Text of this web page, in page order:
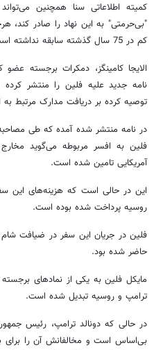
کمیته اطلاعاتی سنا همچنین
"بی‌حرمتی" به این نهاد را صادر
کم در 75 سال گذشته سابقه نداشته است.
الایجا کامینگز، دمکرات برجسته
نامه جدید علیه فلین را منتشر
توصیه کرده بر دریافت مدارک مرتبط به
در نامه منتشر شده آمده که طی
فلین به افسر مربوطه می‌گوید
آمریکایی تامین شده است.
این در حالی است که هزینه‌های این
روسیه پرداخت شده بوده است.
فلین در جریان این سفر در ضیافت شام
حاضر شده بود.
مایکل فلین به یکی از نمادهای برجسته
ترامپ و روسیه تبدیل شده است.
در حالی که دونالد ترامپ، رئیس
بی‌اساس است و مخالفانش آن را برای